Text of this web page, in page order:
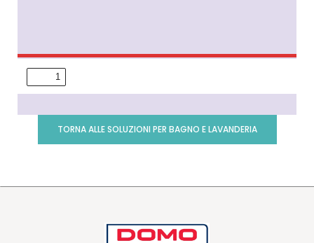
TORNA ALLE SOLUZIONI PER BAGNO E LAVANDERIA